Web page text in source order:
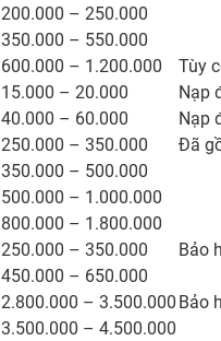
200.000 – 250.000
350.000 – 550.000
600.000 – 1.200.000
Tùy
15.000 – 20.000
Nạp
40.000 – 60.000
Nạp
250.000 – 350.000
Đã
350.000 – 500.000
500.000 – 1.000.000
800.000 – 1.800.000
250.000 – 350.000
Bảo
450.000 – 650.000
2.800.000 – 3.500.000 Bảo
3.500.000 – 4.500.000